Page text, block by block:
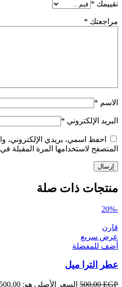
تقييمك *
مراجعتك *
الاسم *
البريد الإلكتروني *
احفظ اسمي، بريدي الإلكتروني،
المتصفح لاستخدامها المرة المقبلة
منتجات ذات صلة
-20%
قارن
عرض سريع
أضف للمفضلة
عطر الترا ميل
500,00EGP السعر الأصلي هو: 500,00 EGP.